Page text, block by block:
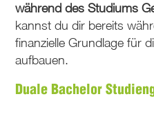
während des Studiums
kannst du dir bereits
finanzielle Grundlage für
aufbauen.
Duale Bachelor